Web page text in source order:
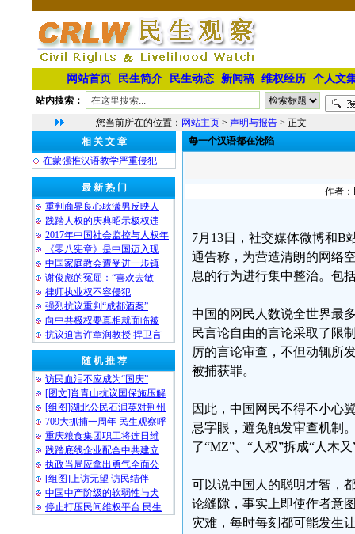
网站首页 民生简介 民生动态 新闻稿 维权经历 个人文
站内搜索：
您当前所在的位置： 网站主页 > 声明与报告 > 正文
相 关 文 章
在蒙强推汉语教学严重侵犯
最 新 热 门
重判商界良心耿潇男反映人
践踏人权的庆典昭示极权违
2017年中国社会监控与人权年
《零八宪章》是中国迈入现
中国家庭教会遭受进一步镇
谢俊彪的冤屈：“喜欢去敏
律师执业权不容侵犯
强烈抗议重判“成都酒案”
向中共极权要真相就面临被
抗议迫害许章润教授 捍卫言
随 机 推 荐
访民血泪不应成为“国庆”
[图文]肖青山抗议国保施压解
[组图]湖北公民石润英对荆州
709大抓捕一周年 民生观察呼
重庆粮食集团职工将连日维
践踏底线企业配合中共建立
执政当局应拿出勇气全面公
[组图]上访无望 访民结伴
中国中产阶级的软弱性与犬
停止打压民间维权平台 民生
每一个汉语都在沦陷
作者：
7月13日，社交媒体微博和B
通告称，为营造清朗的网络
息的行为进行集中整治。包
中国的网民人数说全世界最
民言论自由的言论采取了限
厉的言论审查，不但动辄所
被捕获罪。
因此，中国网民不得不小心
忌字眼，避免触发审查机制
了“MZ”、“人权”拆成“人木
可以说中国人的聪明才智，
论缝隙，事实上即使作者意
灾难，每时每刻都可能发生